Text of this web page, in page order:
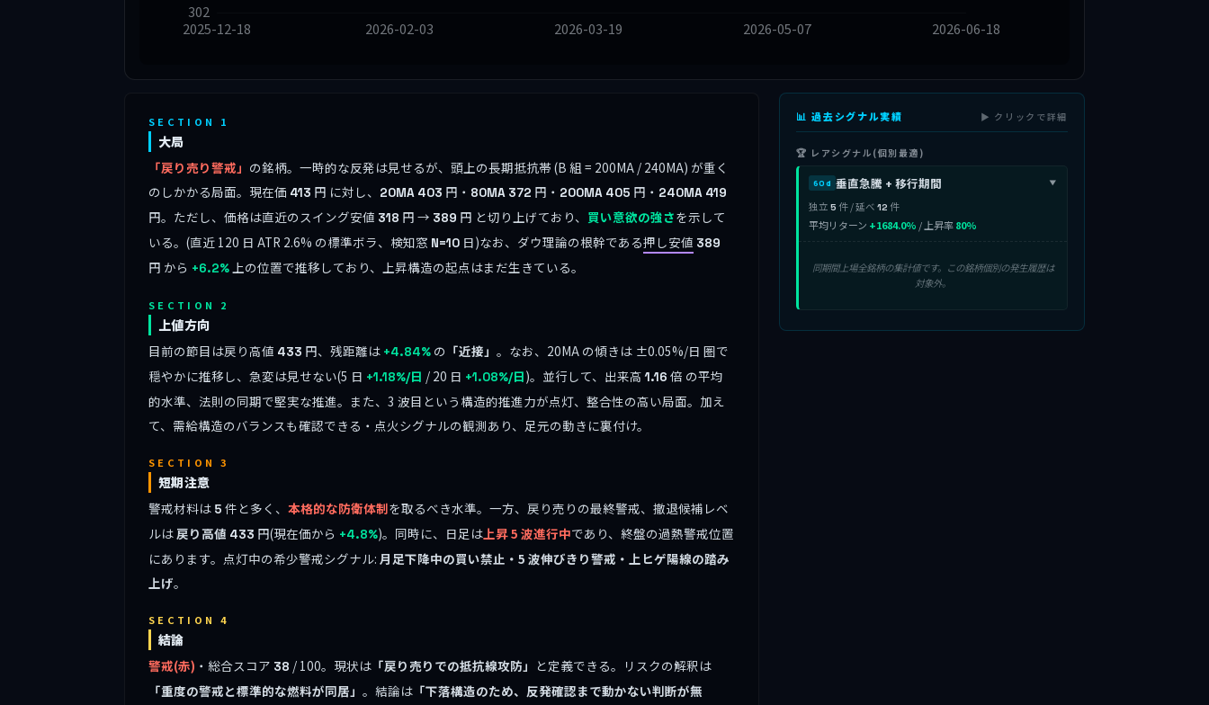
302
2025-12-18
2026-02-03 2026-03-19 2026-05-07 2026-06-18
SECTION 1
大局
「戻り売り警戒」 の銘柄。一時的な反発は見せるが、頭上の長期抵抗帯 (B 組 = 200MA / 240MA) が重く
のしかかる局面。現在価 413 円 に対し、 20MA 403 円・ 80MA 372 円・ 200MA 405 円・ 240MA 419
円。ただし、価格は直近のスイング安値 318 円 → 389 円 と切り上げており、 買い意欲の強さを示して
いる。(直近 120 日 ATR 2.6% の標準ボラ、検知窓 N=10 日)なお、ダウ理論の根幹である押し安値 389
円 から +6.2%上の位置で推移しており、上昇構造の起点はまだ生きている。
SECTION 2
上値方向
目前の節目は戻り高値 433 円、残距離は +4.84% の 「近接」 。なお、20MA の傾きは ±0.05%/日 圏で
穏やかに推移し、急変は見せない(5 日 +1.18%/日 / 20 日 +1.08%/日)。並行して、出来高1.16 倍 の平均
的水準、法則の同期で堅実な推進。また、3 波目という構造的推進力が点灯、整合性の高い局面。加え
て、需給構造のバランスも確認できる・点火シグナルの観測あり、足元の動きに裏付け。
SECTION 3
短期注意
警戒材料は 5 件と多く、 本格的な防衛体制を取るべき水準。一方、戻り売りの最終警戒、撤退候補レベ
ルは戻り高値 433 円(現在価から +4.8%)。同時に、日足は上昇 5 波進行中であり、終盤の過熱警戒位置
にあります。点灯中の希少警戒シグナル: 月足下降中の買い禁止・5 波伸びきり警戒・上ヒゲ陽線の踏み
上げ。
SECTION 4
結論
警戒(赤) ・総合スコア 38 / 100。現状は 「戻り売りでの抵抗線攻防」 と定義できる。リスクの解釈は
「重度の警戒と標準的な燃料が同居」 。結論は 「下落構造のため、反発確認まで動かない判断が無
📊 過去シグナル実績 ▶ クリックで詳細
🏆 レアシグナル(個別最適)
60d 垂直急騰 + 移行期間 ▶
独立 5 件 / 延べ 12 件
平均リターン +1684.0% / 上昇率80%
同期間上場全銘柄の集計値です。この銘柄個別の発生履歴は
対象外。